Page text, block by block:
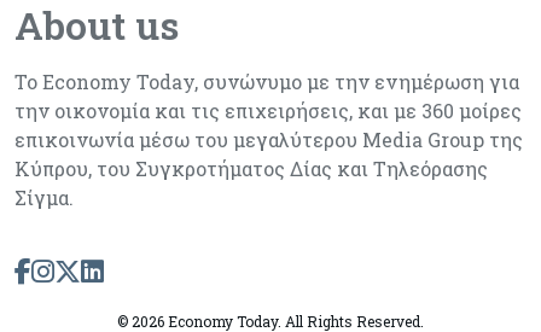
About us
Το Economy Today, συνώνυμο με την ενημέρωση για
την οικονομία και τις επιχειρήσεις, και με 360 μοίρες
επικοινωνία μέσω του μεγαλύτερου Media Group της
Κύπρου, του Συγκροτήματος Δίας και Τηλεόρασης
Σίγμα.
©2026 Economy Today. All Rights Reserved.